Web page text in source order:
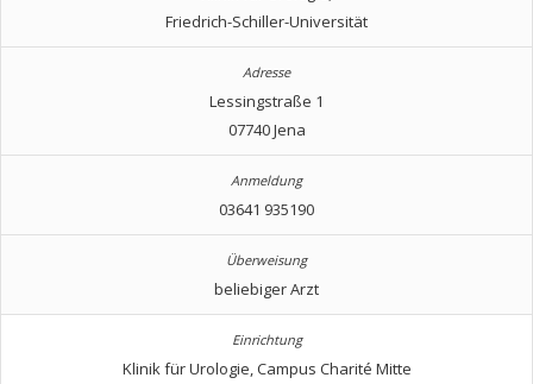
Friedrich-Schiller-Universität
Lessingstraße 1
07740 Jena
03641 935190
beliebiger Arzt
Klinik für Urologie, Campus Charité Mitte